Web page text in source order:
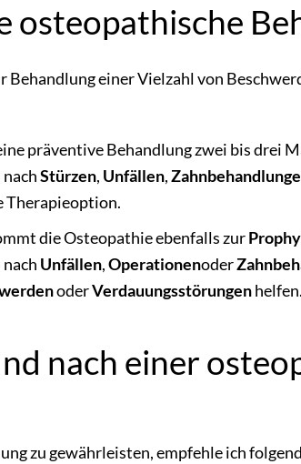
osteopathische
Behandlung einer Vielzahl von
präventive Behandlung zwei bis drei
nachStürzen, Unfällen,
Therapieoption.
die Osteopathie ebenfalls zur
nach Unfällen,Operationenoder
oderVerdauungsstörungenhelfen.
nach einer
zu gewährleisten, empfehle ich